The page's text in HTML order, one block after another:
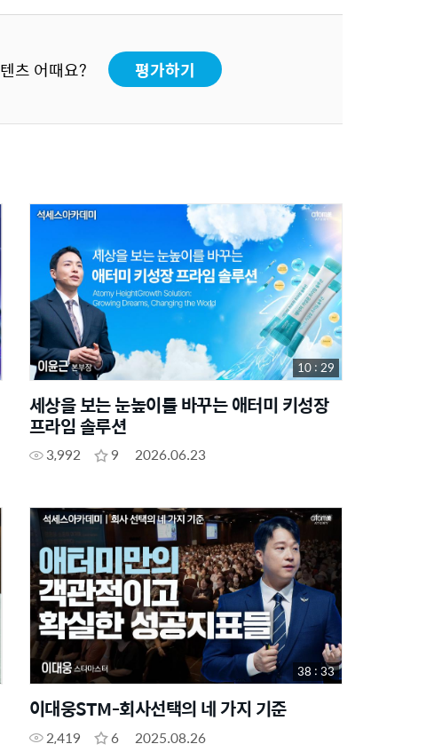
츠 어때요? 평가하기
세상을 보는 눈높이를 바꾸는 애터미 키성장
프라임 솔루션
3,992 9 2026.06.23
10 : 29
이대웅STM-회사선택의 네 가지 기준
2,419 6 2025.08.26
38 : 33